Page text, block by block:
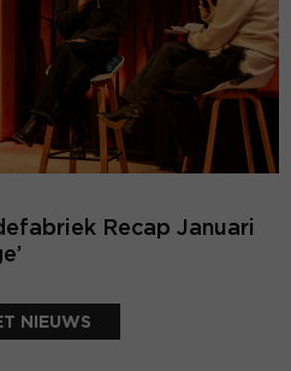
Recap Januari
NIEUWS